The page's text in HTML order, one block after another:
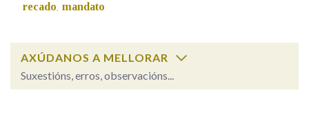
OUTRAS OPCIÓNS DE BUSCA
recado, mandato
AXÚDANOS A MELLORAR
Suxestións, erros, observacións...